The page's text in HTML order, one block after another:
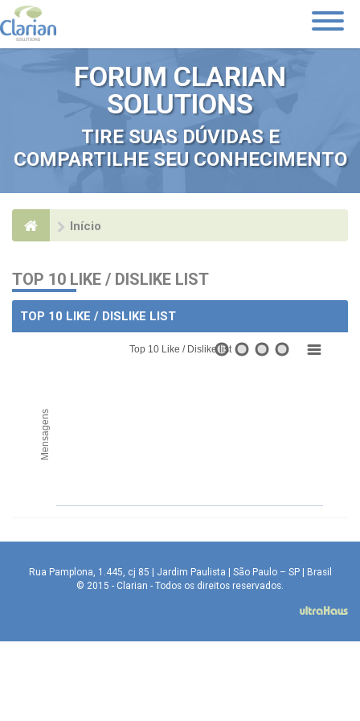
Toggle
FORUM CLARIAN
SOLUTIONS
TIRE SUAS DÚVIDAS E
COMPARTILHE SEU CONHECIMENTO
Início
TOP 10 LIKE / DISLIKE LIST
TOP 10 LIKE / DISLIKE LIST
Mensagens
Top 10 Like / Dislike list
Rua Pamplona, 1.445, cj 85 | Jardim Paulista | São Paulo – SP | Brasil
© 2015 - Clarian - Todos os direitos reservados.